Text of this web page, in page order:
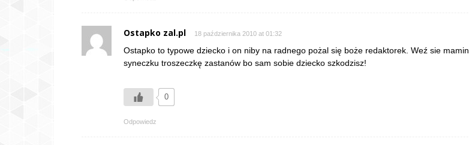
Ostapko zal.pl 18 października 2010 at 01:32
Ostapko to typowe dziecko i on niby na radnego pożal się boże redaktorek. Weź sie mamin
syneczku troszeczkę zastanów bo sam sobie dziecko szkodzisz!
0
Odpowiedz